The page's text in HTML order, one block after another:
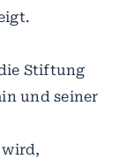
Stiftung
und seiner